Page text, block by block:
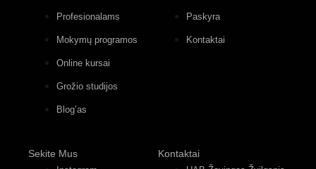
Profesionalams
Mokymų programos
Online kursai
Grožio studijos
Blog’as
Paskyra
Kontaktai
Sekite Mus Kontaktai